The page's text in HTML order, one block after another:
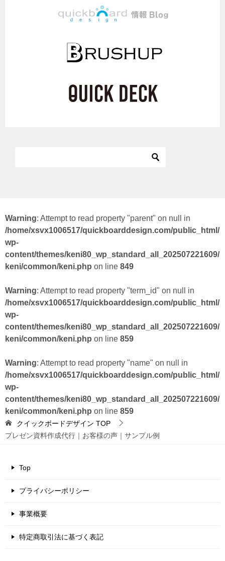
Warning: Attempt to read property "parent" on null in
/home/xsvx1006517/quickboarddesign.com/public_html/
wp-
content/themes/keni80_wp_standard_all_202507221609/
keni/common/keni.php on line 849
Warning: Attempt to read property "term_id" on null in
/home/xsvx1006517/quickboarddesign.com/public_html/
wp-
content/themes/keni80_wp_standard_all_202507221609/
keni/common/keni.php on line 859
Warning: Attempt to read property "name" on null in
/home/xsvx1006517/quickboarddesign.com/public_html/
wp-
content/themes/keni80_wp_standard_all_202507221609/
keni/common/keni.php on line 859
クイックボードデザイン TOP
プレゼン資料作成代行｜お客様の声｜サンプル例
Top
プライバシーポリシー
事業概要
特定商取引法に基づく表記